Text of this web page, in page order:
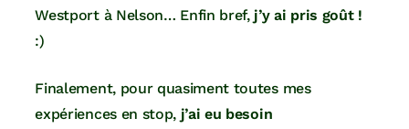
Westport à Nelson… Enfin bref,j’y ai pris goût !
:)
Finalement, pour quasiment toutes mes
expériences en stop, j’ai eu besoin